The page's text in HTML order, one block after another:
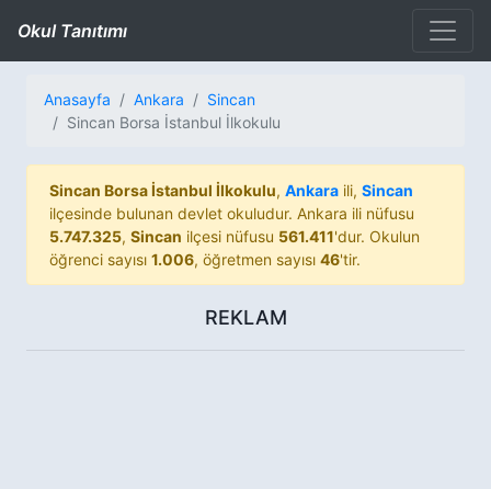
Okul Tanıtımı
Anasayfa Ankara
Sincan
Sincan Borsa İstanbul İlkokulu
Sincan Borsa İstanbul İlkokulu, Ankara ili, Sincan
ilçesinde bulunan devlet okuludur. Ankara ili nüfusu
5.747.325, Sincan ilçesi nüfusu 561.411'dur. Okulun
öğrenci sayısı 1.006, öğretmen sayısı 46'tir.
REKLAM